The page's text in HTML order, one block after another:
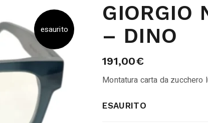
esaurito
GIORGIO
– DINO
191,00€
Montatura carta da zucchero
ESAURITO